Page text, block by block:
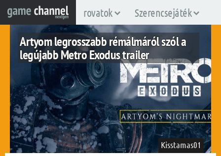
rovatok Szerencsejáték
Artyom legrosszabb rémálmáról szól a
legújabb Metro Exodus trailer
Kisstamas01